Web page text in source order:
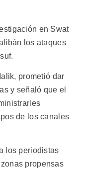
en Swat
los ataques
prometió dar
y señaló que el
de los canales
los periodistas
propensas